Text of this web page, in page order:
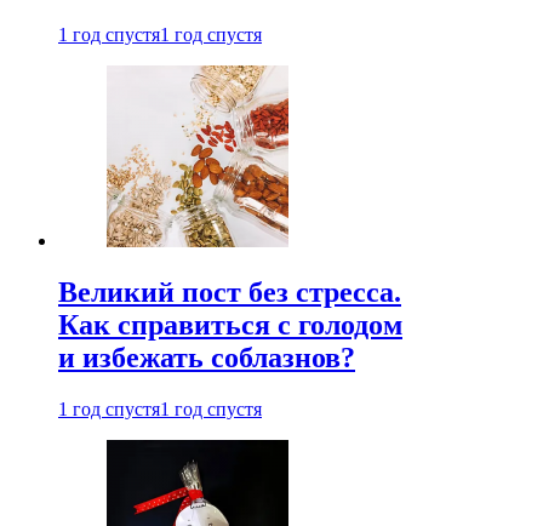
1 год спустя1 год спустя
Великий пост без стресса.
Как справиться с голодом
и избежать соблазнов?
1 год спустя1 год спустя